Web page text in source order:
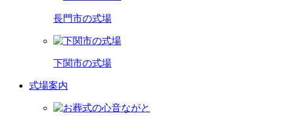
長門市の式場
下関市の式場
式場案内